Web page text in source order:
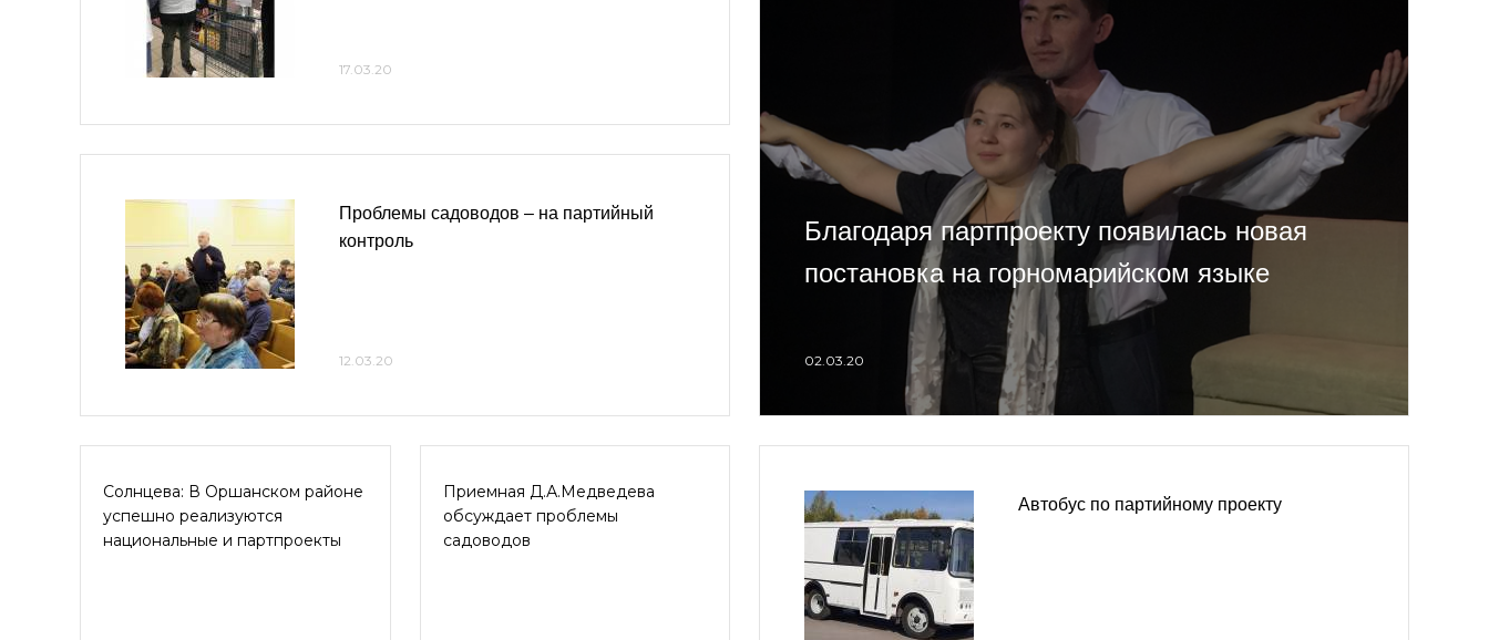
17.03.20
Проблемы садоводов – на партийный
контроль
12.03.20
Благодаря партпроекту появилась новая
постановка на горномарийском языке
02.03.20
Солнцева: В Оршанском районе
успешно реализуются
национальные и партпроекты
Приемная Д.А.Медведева
обсуждает проблемы
садоводов
Автобус по партийному проекту